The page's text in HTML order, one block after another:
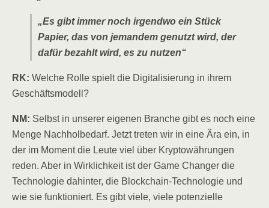
„Es gibt immer noch irgend­wo ein Stück
Papier, das von jeman­dem genutzt wird, der
dafür bezahlt wird, es zu nutzen“
RK: Wel­che Rol­le spielt die Digi­ta­li­sie­rung in ihrem
Geschäftsmodell?
NM: Selbst in unse­rer eige­nen Bran­che gibt es noch eine
Men­ge Nach­hol­be­darf. Jetzt tre­ten wir in eine Ära ein, in
der im Moment die Leu­te viel über Kryp­to­wäh­run­gen
reden. Aber in Wirk­lich­keit ist der Game Chan­ger die
Tech­no­lo­gie dahin­ter, die Block­chain-Tech­no­lo­gie und
wie sie funk­tio­niert. Es gibt vie­le, vie­le poten­zi­el­le